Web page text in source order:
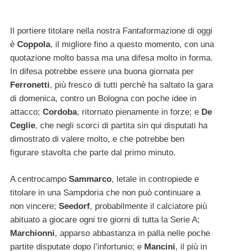
Il portiere titolare nella nostra Fantaformazione di oggi
è Coppola, il migliore fino a questo momento, con una
quotazione molto bassa ma una difesa molto in forma.
In difesa potrebbe essere una buona giornata per
Ferronetti, più fresco di tutti perchè ha saltato la gara
di domenica, contro un Bologna con poche idee in
attacco; Cordoba, ritornato pienamente in forze; e De
Ceglie, che negli scorci di partita sin qui disputati ha
dimostrato di valere molto, e che potrebbe ben
figurare stavolta che parte dal primo minuto.
A centrocampo Sammarco, letale in contropiede e
titolare in una Sampdoria che non può continuare a
non vincere; Seedorf, probabilmente il calciatore più
abituato a giocare ogni tre giorni di tutta la Serie A;
Marchionni, apparso abbastanza in palla nelle poche
partite disputate dopo l’infortunio; e Mancini, il più in